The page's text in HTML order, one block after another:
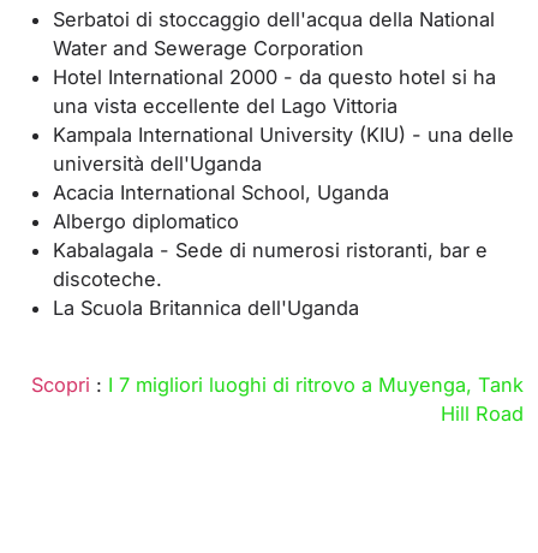
Serbatoi di stoccaggio dell'acqua della National
Water and Sewerage Corporation
Hotel International 2000 - da questo hotel si ha
una vista eccellente del Lago Vittoria
Kampala International University (KIU) - una delle
università dell'Uganda
Acacia International School, Uganda
Albergo diplomatico
Kabalagala - Sede di numerosi ristoranti, bar e
discoteche.
La Scuola Britannica dell'Uganda
Scopri : I 7 migliori luoghi di ritrovo a Muyenga, Tank
Hill Road